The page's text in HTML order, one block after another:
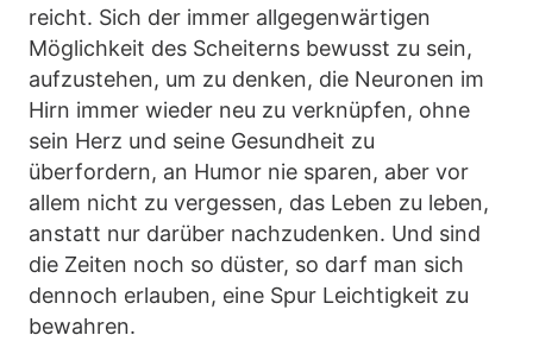
reicht. Sich der immer allgegenwärtigen
Möglichkeit des Scheiterns bewusst zu sein,
aufzustehen, um zu denken, die Neuronen im
Hirn immer wieder neu zu verknüpfen, ohne
sein Herz und seine Gesundheit zu
überfordern, an Humor nie sparen, aber vor
allem nicht zu vergessen, das Leben zu leben,
anstatt nur darüber nachzudenken. Und sind
die Zeiten noch so düster, so darf man sich
dennoch erlauben, eine Spur Leichtigkeit zu
bewahren.